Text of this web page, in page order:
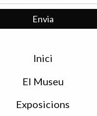
Inici
El Museu
Exposicions